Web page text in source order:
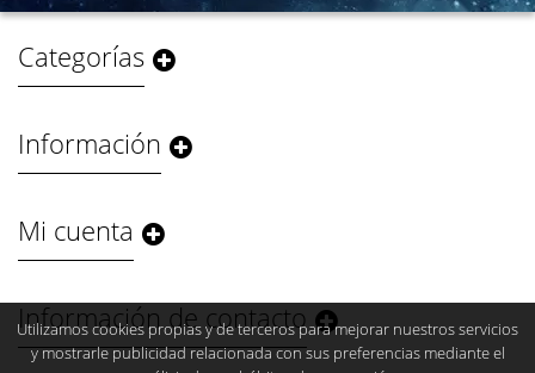
Categorías
Información
Mi cuenta
Información de contacto
Utilizamos cookies propias y de terceros para mejorar nuestros servicios
y mostrarle publicidad relacionada con sus preferencias mediante el